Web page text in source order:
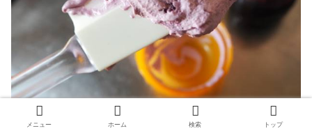
メニュー ホーム 検索 トップ